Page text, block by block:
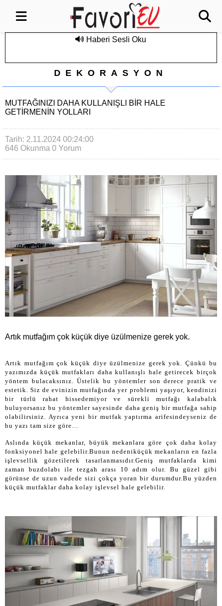
Haberi Sesli Oku
DEKORASYON
MUTFAĞINIZI DAHA KULLANIŞLI BIR HALE
GETIRMENIN YOLLARI
Tarih: 2.11.2024 00:24:00
646 Okunma 0 Yorum
Artık mutfağım çok küçük diye üzülmenize gerek yok.
Artık mutfağım çok küçük diye üzülmenize gerek yok. Çünkü bu
yazımızda küçük mutfakları daha kullanışlı hale getirecek birçok
yöntem bulacaksınız. Üstelik bu yöntemler son derece pratik ve
estetik. Siz de evinizin mutfağında yer problemi yaşıyor, kendinizi
bir türlü rahat hissedemiyor ve sürekli mutfağı kalabalık
buluyorsanız bu yöntemler sayesinde daha geniş bir mutfağa sahip
olabilirsiniz. Ayrıca yeni bir mutfak yaptırma arifesindeyseniz de
bu yazı tam size göre…
Aslında küçük mekanlar, büyük mekanlara göre çok daha kolay
fonksiyonel hale gelebilir.Bunun nedeniküçük mekanların en fazla
işlevsellik gözetilerek tasarlanmasıdır.Geniş mutfaklarda kimi
zaman buzdolabı ile tezgah arası 10 adım olur. Bu güzel gibi
görünse de uzun vadede sizi çokça yoran bir durumdur.Bu yüzden
küçük mutfaklar daha kolay işlevsel hale gelebilir.